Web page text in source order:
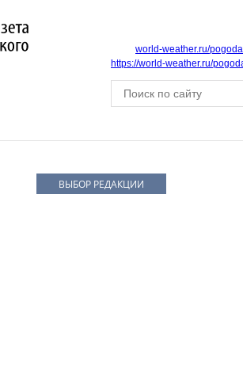
world-weather.ru/
https://world-weather.ru/
ВЫБОР РЕДАКЦИИ